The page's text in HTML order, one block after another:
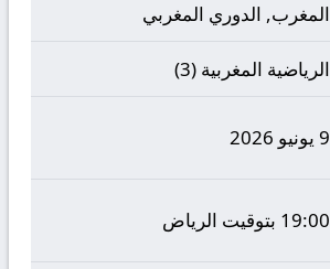
المغرب, الدوري المغربي
الرياضية المغربية (3)
9 يونيو 2026
19:00 بتوقيت الرياض